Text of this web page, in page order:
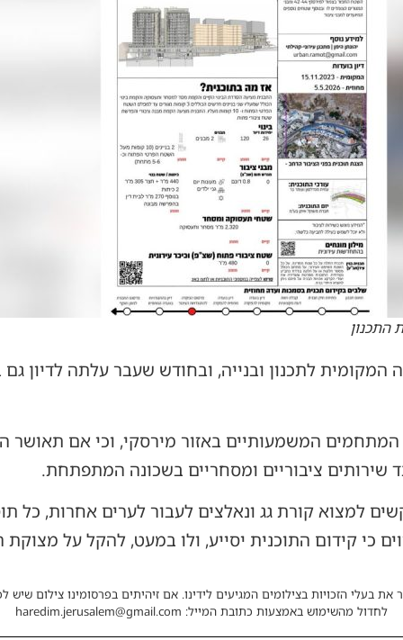
התכנון
המקומית לתכנון ובנייה, ובחודש שעבר עלתה לדיון
המשמעותיים באזור מירסקי, וכי אם תאושר
שירותים ציבוריים ומסחריים בשכונה המתפתחת.
למצוא קורת גג ונאלצים לעבור לערים אחרות, כל
כי קידום התוכנית יסייע, ולו במעט, להקל על
בעלי הזכויות בצילומים המגיעים לידינו. אם זיהיתים בפרסומינו צילום
לחדול מהשימוש באמצעות כתובת המייל: haredim.jerusalem@gmail.com